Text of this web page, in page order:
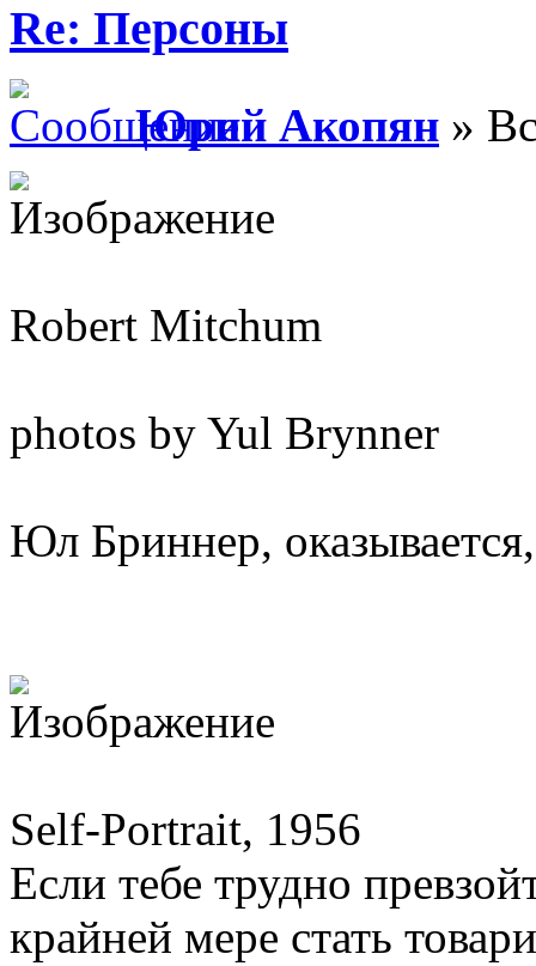
Re: Персоны
Юрий Акопян »
Robert Mitchum
photos by Yul Brynner
Юл Бриннер,
Self-Portrait, 1956
Если тебе трудно
крайней мере стать